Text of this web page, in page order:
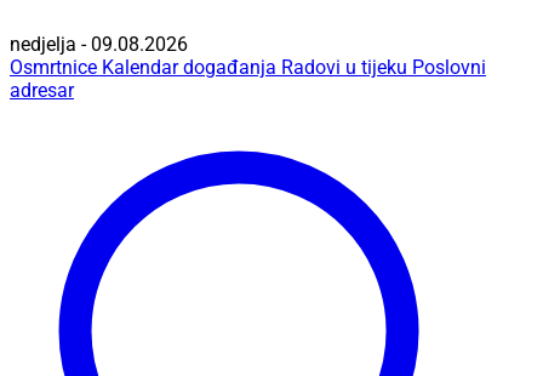
nedjelja - 09.08.2026
Osmrtnice Kalendar događanja Radovi u tijeku Poslovni
adresar